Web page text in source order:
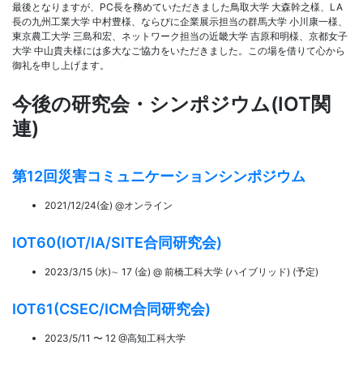
最後となりますが、PC長を務めていただきました鳥取大学 大森幹之様、LA
長の九州工業大学 中村豊様、ならびに企業展示担当の群馬大学 小川康一様、
東京農工大学 三島和宏、ネットワーク担当の近畿大学 吉原和明様、京都女子
大学 中山貴夫様には多大なご協力をいただきました。この場を借りて心から
御礼を申し上げます。
今後の研究会・シンポジウム(IOT関
連)
第12回災害コミュニケーションシンポジウム
2021/12/24(金) @オンライン
IOT60(IOT/IA/SITE合同研究会)
2023/3/15 (水)∼ 17 (金) @ 前橋工科大学 (ハイブリッド) (予定)
IOT61(CSEC/ICM合同研究会)
2023/5/11 〜 12 @高知工科大学